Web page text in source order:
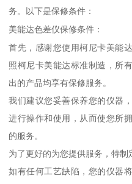
务。以下是保修条件：
美能达色差仪保修条件：
首先，感谢您使用柯尼卡美能
照柯尼卡美能达标准制造，所
出的产品均享有保修服务。
我们建议您妥善保养您的仪器
进行操作和使用，从而使您所
的服务。
为了更好的为您提供服务，特制
如有任何工艺缺陷，您的仪器